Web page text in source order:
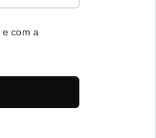
e com a